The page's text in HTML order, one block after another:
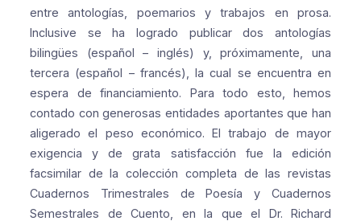
entre antologías, poemarios y trabajos en prosa.
Inclusive se ha logrado publicar dos antologías
bilingües (español – inglés) y, próximamente, una
tercera (español – francés), la cual se encuentra en
espera de financiamiento. Para todo esto, hemos
contado con generosas entidades aportantes que han
aligerado el peso económico. El trabajo de mayor
exigencia y de grata satisfacción fue la edición
facsimilar de la colección completa de las revistas
Cuadernos Trimestrales de Poesía y Cuadernos
Semestrales de Cuento, en la que el Dr. Richard